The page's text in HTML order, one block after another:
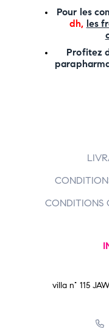
Pour les
dh, les
Profitez
CONDITIONS
villa n° 115